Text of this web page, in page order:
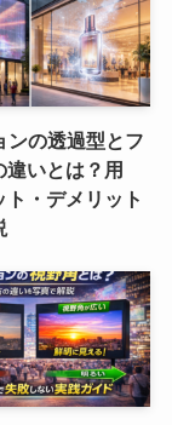
ンの透過型とフ
違いとは？用
ト・デメリット